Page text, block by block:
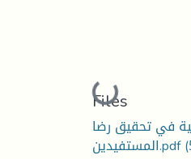
Loading...
Files
في تحقيق رضا
المستفيدين.pdf